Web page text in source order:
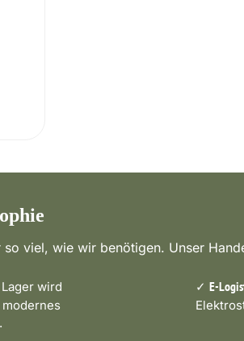
viel, wie wir benötigen. Unser
wird
✓ E-